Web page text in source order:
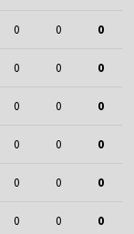
0 0 0
0 0 0
0 0 0
0 0 0
0 0 0
0 0 0